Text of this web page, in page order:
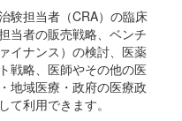
験担当者（CRA）の臨床
当者の販売戦略、ベンチ
イナンス）の検討、医薬
戦略、医師やその他の医
地域医療・政府の医療政
て利用できます。